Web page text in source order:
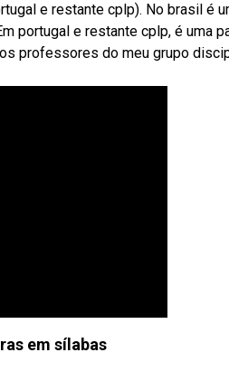
e restante cplp). No brasil é
portugal e restante cplp, é uma
professores do meu grupo
em sílabas